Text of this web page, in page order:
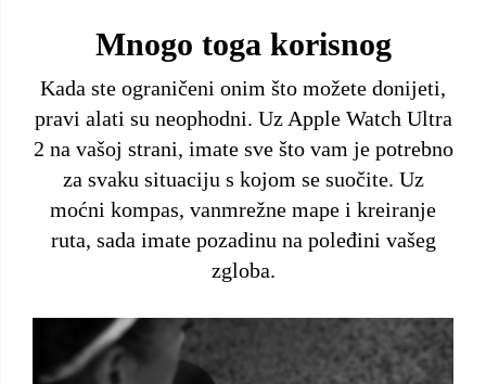
Mnogo toga korisnog
Kada ste ograničeni onim što možete donijeti,
pravi alati su neophodni. Uz Apple Watch Ultra
2 na vašoj strani, imate sve što vam je potrebno
za svaku situaciju s kojom se suočite. Uz
moćni kompas, vanmrežne mape i kreiranje
ruta, sada imate pozadinu na poleđini vašeg
zgloba.